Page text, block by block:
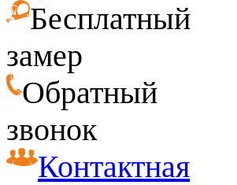
Бесплатный
замер
Обратный
звонок
Контактная